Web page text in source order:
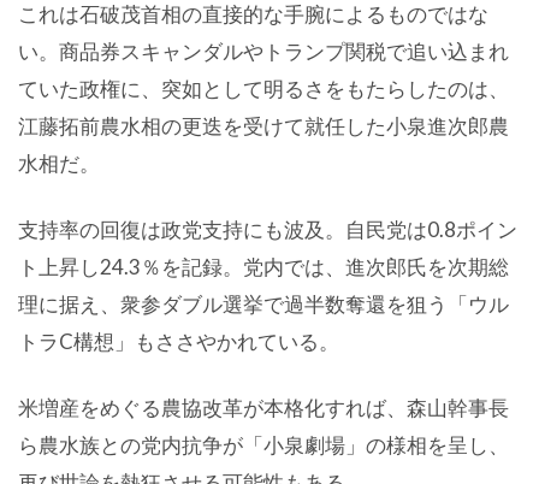
これは石破茂首相の直接的な手腕によるものではな
い。商品券スキャンダルやトランプ関税で追い込まれ
ていた政権に、突如として明るさをもたらしたのは、
江藤拓前農水相の更迭を受けて就任した小泉進次郎農
水相だ。
支持率の回復は政党支持にも波及。自民党は0.8ポイン
ト上昇し24.3％を記録。党内では、進次郎氏を次期総
理に据え、衆参ダブル選挙で過半数奪還を狙う「ウル
トラC構想」もささやかれている。
米増産をめぐる農協改革が本格化すれば、森山幹事長
ら農水族との党内抗争が「小泉劇場」の様相を呈し、